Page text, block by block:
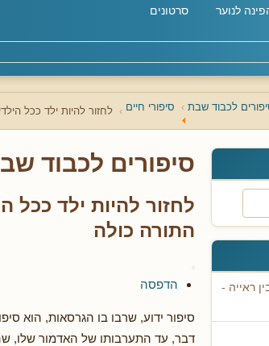
לנוער סרטונים
לכבוד שבת סיפורי חיים לחזור להיות ילד ככל
ראייה -
סיפורים לכבוד
לחזור להיות ילד ככל
התורה כולה
הדפסה
סיפור ידוע, שרבו בו הגרסאות, הוא
דבר, עד התערבותו של האדמור שלו,